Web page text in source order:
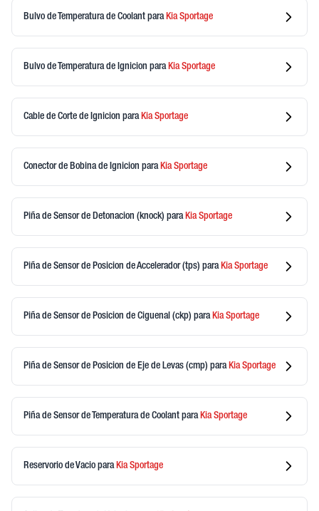
Bulvo de Temperatura de Coolant para KiaSportage
Bulvo de Temperatura de Ignicion para KiaSportage
Cable de Corte de Ignicion para KiaSportage
Conector de Bobina de Ignicion para KiaSportage
Piña de Sensor de Detonacion (knock) para KiaSportage
Piña de Sensor de Posicion de Accelerador (tps) para KiaSportage
Piña de Sensor de Posicion de Ciguenal (ckp) para KiaSportage
Piña de Sensor de Posicion de Eje de Levas (cmp) para KiaSportage
Piña de Sensor de Temperatura de Coolant para KiaSportage
Reservorio de Vacio para KiaSportage